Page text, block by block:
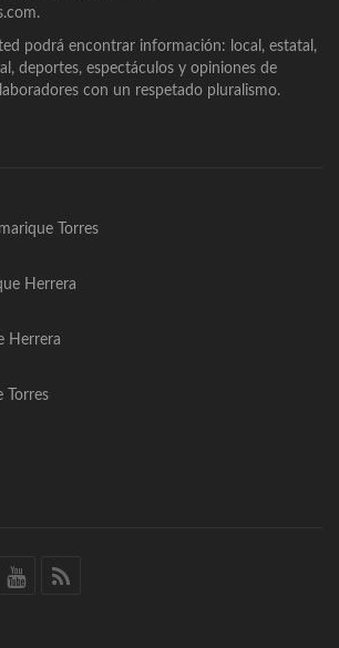
podrá encontrar información: local, estatal,
deportes, espectáculos y opiniones de
con un respetado pluralismo.
Torres
Herrera
Herrera
Torres